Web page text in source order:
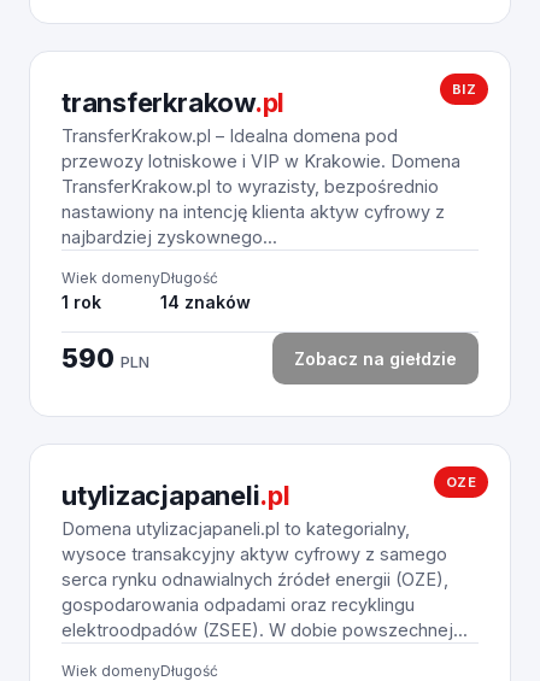
BIZ
transferkrakow.pl
TransferKrakow.pl – Idealna domena pod
przewozy lotniskowe i VIP w Krakowie. Domena
TransferKrakow.pl to wyrazisty, bezpośrednio
nastawiony na intencję klienta aktyw cyfrowy z
najbardziej zyskownego...
Wiek domeny
1 rok
Długość
14 znaków
590 PLN Zobacz na giełdzie
OZE
utylizacjapaneli.pl
Domena utylizacjapaneli.pl to kategorialny,
wysoce transakcyjny aktyw cyfrowy z samego
serca rynku odnawialnych źródeł energii (OZE),
gospodarowania odpadami oraz recyklingu
elektroodpadów (ZSEE). W dobie powszechnej...
Wiek domenyDługość